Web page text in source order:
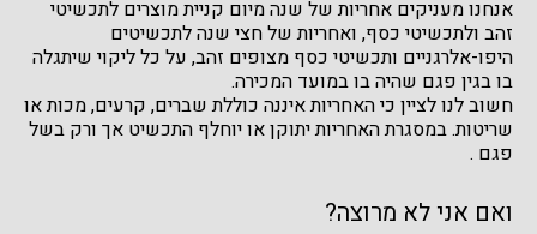
אנחנו מעניקים אחריות של שנה מיום קניית מוצרים לתכשיטי
זהב ולתכשיטי כסף, ואחריות של חצי שנה לתכשיטים
היפו-אלרגניים ותכשיטי כסף מצופים זהב, על כל ליקוי שיתגלה
בו בגין פגם שהיה בו במועד המכירה.
חשוב לנו לציין כי האחריות איננה כוללת שברים, קרעים, מכות או
שריטות. במסגרת האחריות יתוקן או יוחלף התכשיט אך ורק בשל
פגם .
ואם אני לא מרוצה?